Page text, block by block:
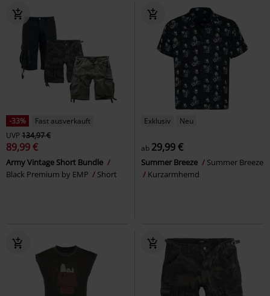
-33%
Fast ausverkauft
UVP134,97 €
89,99 €
Army Vintage Short Bundle
Black Premium by EMP
Short
Exklusiv Neu
ab 29,99 €
Summer Breeze
Summer Breeze
Kurzarmhemd